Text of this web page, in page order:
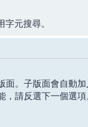
元搜尋。
面。子版面會自動加
，請反選下一個選項